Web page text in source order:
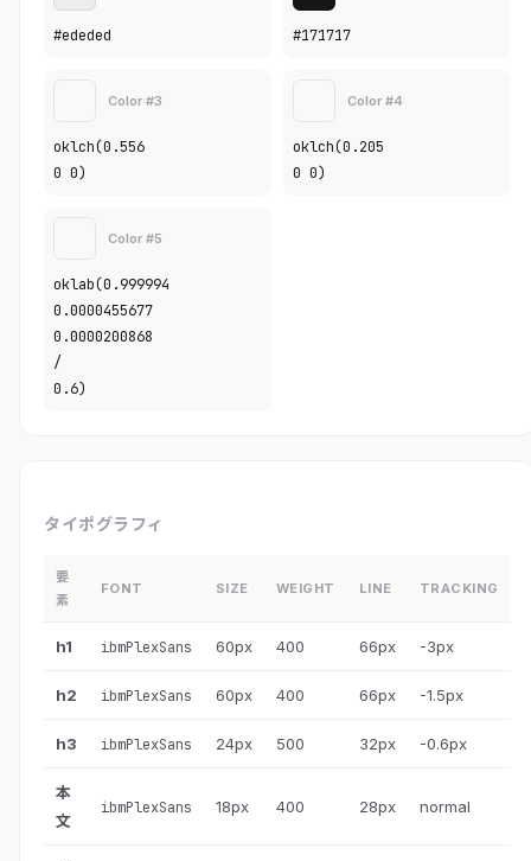
#ededed #171717
Color #3
oklch(0.556
0 0)
Color #4
oklch(0.205
0 0)
Color #5
oklab(0.999994
0.0000455677
0.0000200868
/
0.6)
タイポグラフィ
要
素
FONT SIZE WEIGHT LINE TRACKING
h1 ibmPlexSans 60px 400 66px -3px
h2 ibmPlexSans 60px 400 66px -1.5px
h3 ibmPlexSans 24px 500 32px -0.6px
本
文
ibmPlexSans 18px 400 28px normal